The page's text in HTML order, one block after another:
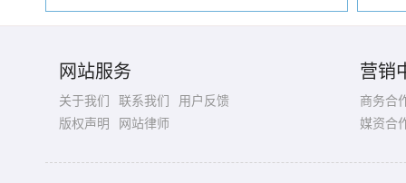
网站服务
关于我们 联系我们
用户反馈
版权声明
网站律师
营销
商务合
媒资合